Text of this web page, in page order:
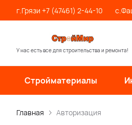
г.Грязи +7 (47461) 2-44-10
У нас есть все для строительства и ремонта!
Стройматериалы
Главная Авторизация